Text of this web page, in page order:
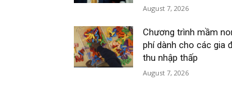
August 7, 2026
Chương trình mầm
phí dành cho các gia
thu nhập thấp
August 7, 2026